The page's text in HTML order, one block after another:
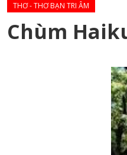
THƠ - THƠ BẠN TRI ÂM
Chùm